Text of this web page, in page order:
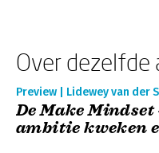
Over
Preview | Lidewey van der
De Make
ambitie kweken